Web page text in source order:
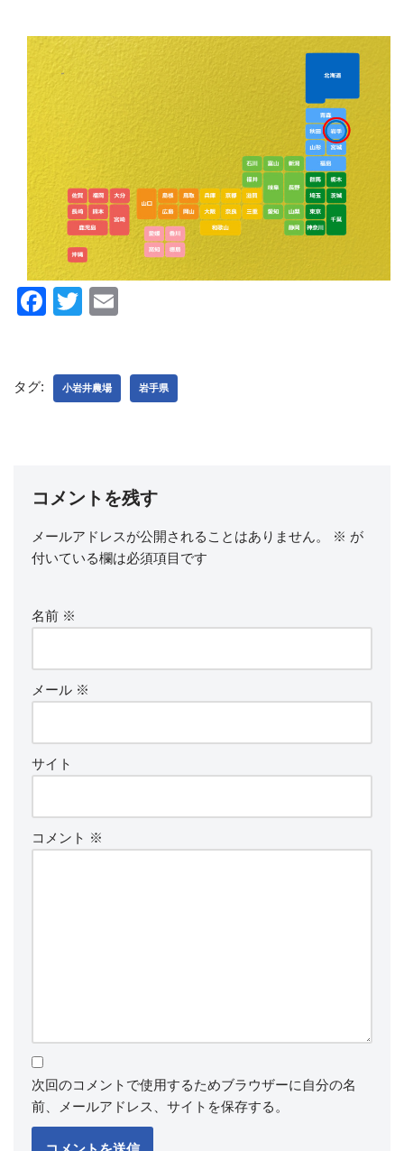
F
e
k
T
er
タグ: 小岩井農場 岩手県
コメントを残す
メールアドレスが公開されることはありません。 ※ が
付いている欄は必須項目です
名前 ※
メール ※
サイト
コメント ※
次回のコメントで使用するためブラウザーに自分の名
前、メールアドレス、サイトを保存する。